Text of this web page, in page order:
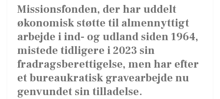
Missionsfonden, der har uddelt
økonomisk støtte til almennyttigt
arbejde i ind- og udland siden 1964,
mistede tidligere i 2023 sin
fradragsberettigelse, men har efter
et bureaukratisk gravearbejde nu
genvundet sin tilladelse.